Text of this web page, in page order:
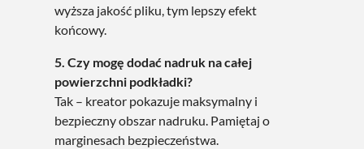
wyższa jakość pliku, tym lepszy efekt
końcowy.
5. Czy mogę dodać nadruk na całej
powierzchni podkładki?
Tak – kreator pokazuje maksymalny i
bezpieczny obszar nadruku. Pamiętaj o
marginesach bezpieczeństwa.